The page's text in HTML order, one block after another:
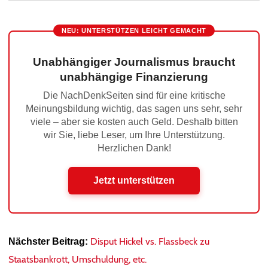
NEU: UNTERSTÜTZEN LEICHT GEMACHT
Unabhängiger Journalismus braucht
unabhängige Finanzierung
Die NachDenkSeiten sind für eine kritische
Meinungsbildung wichtig, das sagen uns sehr, sehr
viele – aber sie kosten auch Geld. Deshalb bitten
wir Sie, liebe Leser, um Ihre Unterstützung.
Herzlichen Dank!
Jetzt unterstützen
Nächster Beitrag: Disput Hickel vs. Flassbeck zu
Staatsbankrott, Umschuldung, etc.